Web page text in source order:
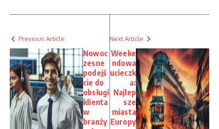
Previous Article
Nowoc
zesne
podejś
cie do
obsługi
klienta
w
branży
Next Article
Weeke
ndowa
ucieczk
a:
Najlep
sze
miasta
Europy